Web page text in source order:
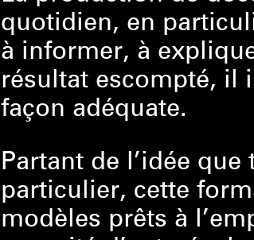
quotidien, en
à informer, à
résultat escompté, il
façon adéquate.
Partant de l’idée
particulier, cette
modèles prêts à